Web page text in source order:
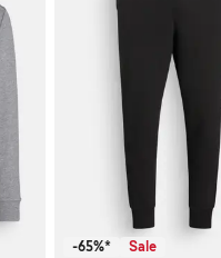
-65%* Sale